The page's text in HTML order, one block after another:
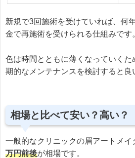
新規で3回施術を受けていれば、何
金で再施術を受けられる仕組みです
色は時間とともに薄くなっていくた
期的なメンテナンスを検討すると良
相場と比べて安い？高い？
一般的なクリニックの眉アートメイ
万円前後が相場です。